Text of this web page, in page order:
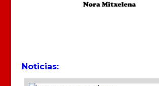
Noticias: